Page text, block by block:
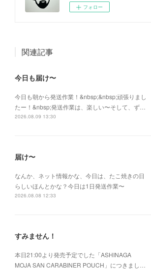
フォロー
関連記事
今日も届け〜
今日も朝から発送作業！&nbsp;&nbsp;頑張りまし
たー！&nbsp;発送作業は、楽しい〜そして、ず…
2026.08.09 13:30
届け〜
なんか、ネット情報かな、今日は、たこ焼きの日
らしいほんとかな？今日は1日発送作業〜
2026.08.08 12:33
すみません！
本日21:00より発売予定でした「ASHINAGA
MOJA SAN CARABINER POUCH」につきまし…